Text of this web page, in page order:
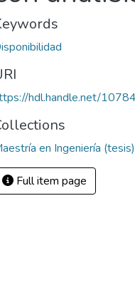
hdl.handle.net/
en Ingeniería (tesis)
Full item page